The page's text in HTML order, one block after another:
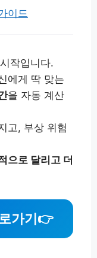
이드
작입니다.
에게 딱 맞는
을 자동 계산
고, 부상 위험
으로 달리고 더
가기 👉